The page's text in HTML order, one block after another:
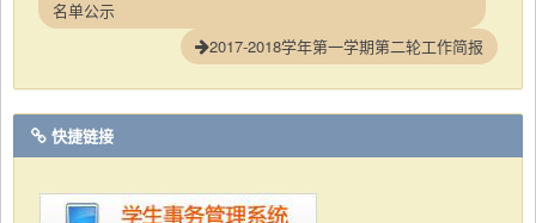
名单公示
2017-2018学年第一学期第二轮工作简报
快捷链接